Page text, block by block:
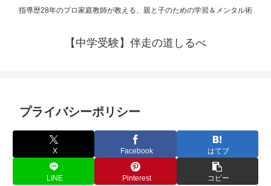
指導歴28年のプロ家庭教師が教える、親と子のための学習＆メンタル術
【中学受験】伴走の道しるべ
プライバシーポリシー
X Facebook はてブ
LINE Pinterest コピー